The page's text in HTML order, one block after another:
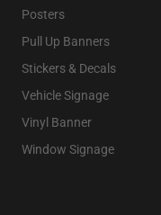
Posters
Pull Up Banners
Stickers & Decals
Vehicle Signage
Vinyl Banner
Window Signage